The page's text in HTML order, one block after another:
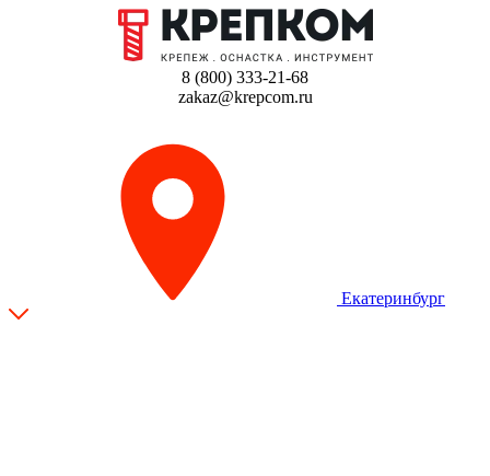
8 (800) 333-21-68
zakaz@krepcom.ru
Екатеринбург